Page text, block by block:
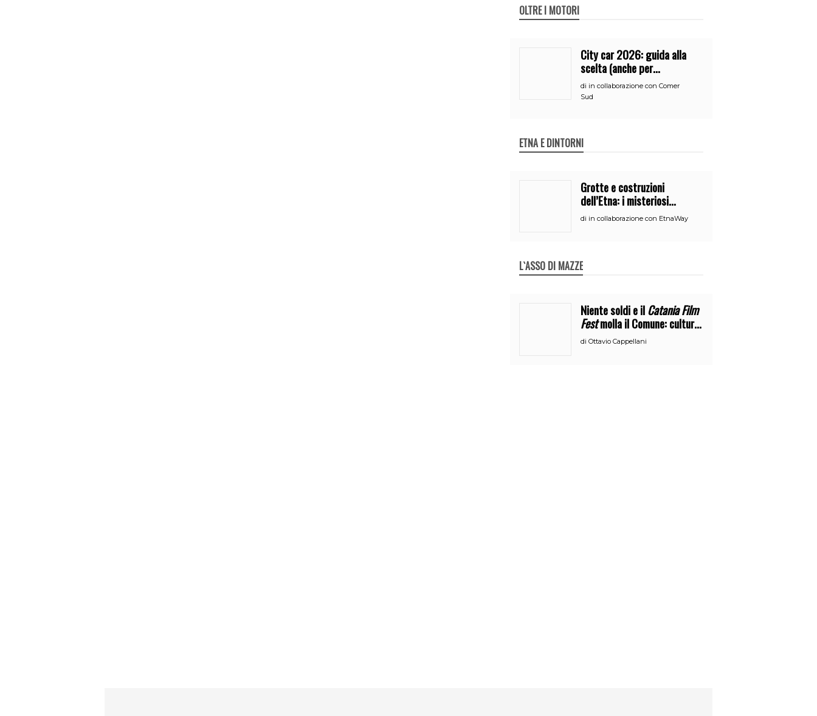
OLTRE I MOTORI
City car 2026: guida alla
scelta (anche per
neopatentati)
di in collaborazione con Comer
Sud
ETNA E DINTORNI
Grotte e costruzioni
dell’Etna: i misteriosi
nascondigli del vulcano
di in collaborazione con EtnaWay
L`ASSO DI MAZZE
Niente soldi e ilCatania Film
Festmolla il Comune: cultura
o broru di ciciri?
di Ottavio Cappellani